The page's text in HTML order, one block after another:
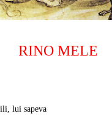
RINO MELE
lui sapeva